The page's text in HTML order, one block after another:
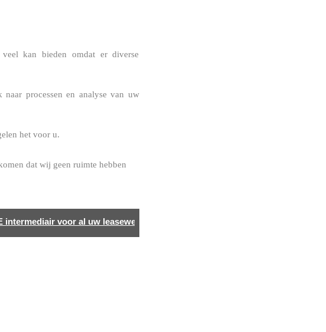
kan bieden omdat er diverse
naar processen en analyse van uw
het voor u.
dat wij geen ruimte hebben
intermediair voor al uw leasewensen